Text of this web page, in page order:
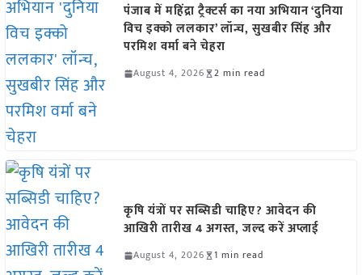
पंजाब में महिंद्रा ट्रैक्टर्स का नया अभियान ‘दुनिया
विच इक्को ललकार’ लॉन्च, सुखबीर सिंह और
परमिश वर्मा बने चेहरा
August 4, 2026 2 min read
कृषि यंत्रों पर सब्सिडी चाहिए? आवेदन की
आखिरी तारीख 4 अगस्त, जल्द करें अप्लाई
August 4, 2026 1 min read